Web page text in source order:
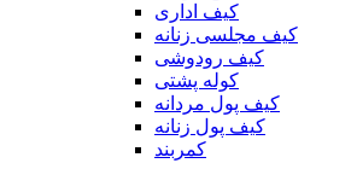
کیف اداری
کیف مجلسی زنانه
کیف رودوشی
کوله پشتی
کیف پول مردانه
کیف پول زنانه
کمربند